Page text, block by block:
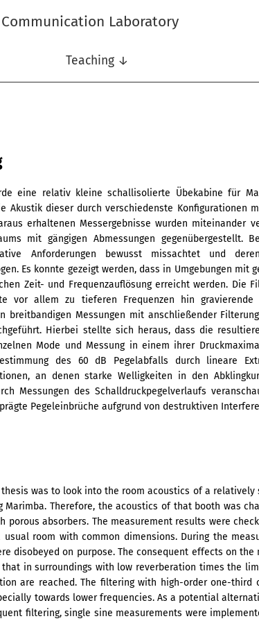
Laboratory
Teaching ↓
eine relativ kleine schallisolierte Übekabine für
Akustik dieser durch verschiedenste Konfigurationen
erhaltenen Messergebnisse wurden miteinander
mit gängigen Abmessungen gegenübergestellt.
Anforderungen bewusst missachtet und
Es konnte gezeigt werden, dass in Umgebungen mit
Zeit- und Frequenzauflösung erreicht werden. Die
vor allem zu tieferen Frequenzen hin gravierende
breitbandigen Messungen mit anschließender
Hierbei stellte sich heraus, dass die
Mode und Messung in einem ihrer
des 60 dB Pegelabfalls durch lineare
an denen starke Welligkeiten in den
Messungen des Schalldruckpegelverlaufs
Pegeleinbrüche aufgrund von destruktiven
was to look into the room acoustics of a relatively
Marimba. Therefore, the acoustics of that booth was
porous absorbers. The measurement results were
room with common dimensions. During the
disobeyed on purpose. The consequent effects on the
that in surroundings with low reverberation times the
are reached. The filtering with high-order one-third
towards lower frequencies. As a potential
filtering, single sine measurements were